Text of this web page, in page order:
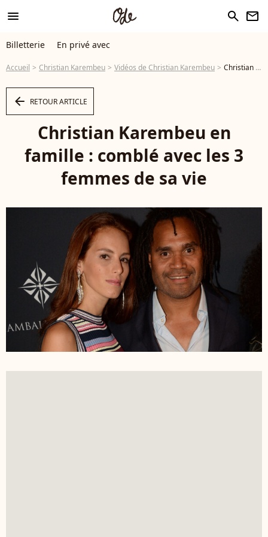
menu search newsletter
Billetterie En privé avec
Accueil Christian Karembeu Vidéos de Christian Karembeu Christian Karembeu en famille : comblé avec les 3 femmes de sa vie - Vidéo
arrow_left RETOUR ARTICLE
Christian Karembeu en
famille : comblé avec les 3
femmes de sa vie